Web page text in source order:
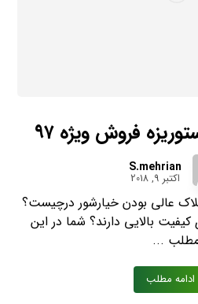
فروش ویژه ۹۷
S.mehrian
اکتبر 9, 2018
عالی بودن خیارشور درچیست؟
بالایی دارند؟ شما در این
...
ادامه مطلب